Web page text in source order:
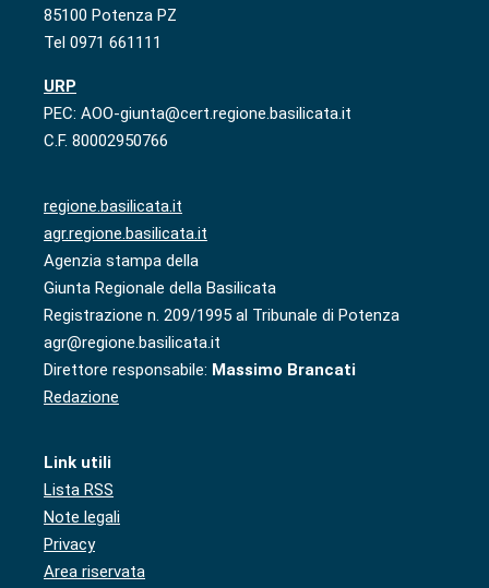
85100 Potenza PZ
Tel 0971 661111
URP
PEC: AOO-giunta@cert.regione.basilicata.it
C.F. 80002950766
regione.basilicata.it
agr.regione.basilicata.it
Agenzia stampa della
Giunta Regionale della Basilicata
Registrazione n. 209/1995 al Tribunale di Potenza
agr@regione.basilicata.it
Direttore responsabile: Massimo Brancati
Redazione
Link utili
Lista RSS
Note legali
Privacy
Area riservata